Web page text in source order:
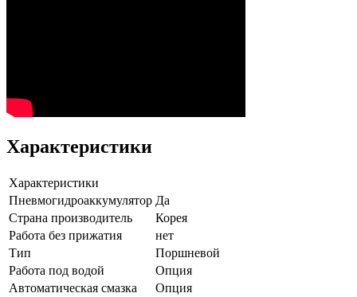
Характеристики
Характеристики
Пневмогидроаккумулятор Да
Страна производитель
Корея
Работа без прижатия
нет
Тип
Поршневой
Работа под водой
Опция
Автоматическая смазка
Опция